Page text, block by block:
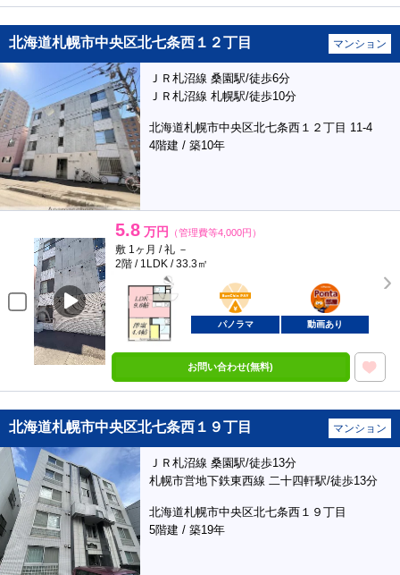
北海道札幌市中央区北七条西１２丁目 マンション
ＪＲ札沼線 桑園駅/徒歩6分
ＪＲ札沼線 札幌駅/徒歩10分
北海道札幌市中央区北七条西１２丁目 11-4
4階建 / 築10年
5.8 万円 （管理費等4,000円）
敷 1ヶ月 / 礼 －
2階 / 1LDK / 33.3㎡
BunChinPAY
ポンタ
部屋
パノラマ 動画あり
お問い合わせ(無料)
北海道札幌市中央区北七条西１９丁目 マンション
ＪＲ札沼線 桑園駅/徒歩13分
札幌市営地下鉄東西線 二十四軒駅/徒歩13分
北海道札幌市中央区北七条西１９丁目
5階建 / 築19年